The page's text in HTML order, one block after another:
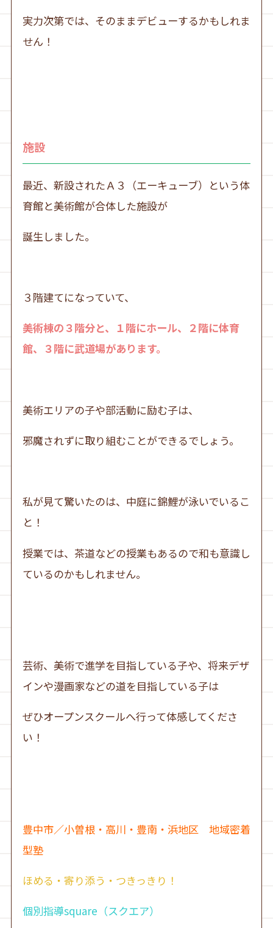
実力次第では、そのままデビューするかもしれま
せん！
施設
最近、新設されたＡ３（エーキューブ）という体
育館と美術館が合体した施設が
誕生しました。
３階建てになっていて、
美術棟の３階分と、１階にホール、２階に体育
館、３階に武道場があります。
美術エリアの子や部活動に励む子は、
邪魔されずに取り組むことができるでしょう。
私が見て驚いたのは、中庭に錦鯉が泳いでいるこ
と！
授業では、茶道などの授業もあるので和も意識し
ているのかもしれません。
芸術、美術で進学を目指している子や、将来デザ
インや漫画家などの道を目指している子は
ぜひオープンスクールへ行って体感してくださ
い！
豊中市／小曽根・高川・豊南・浜地区 地域密着
型塾
ほめる・寄り添う・つきっきり！
個別指導square（スクエア）